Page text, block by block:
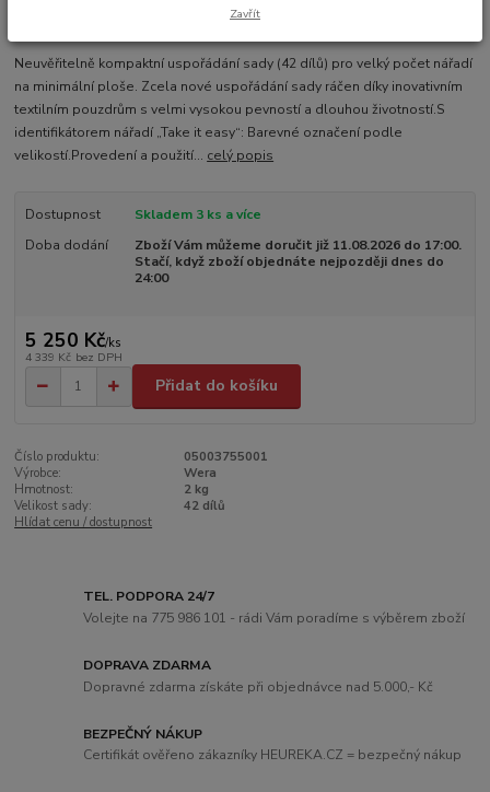
Neuvěřitelně kompaktní uspořádání sady (42 dílů) pro velký počet nářadí
na minimální ploše. Zcela nové uspořádání sady ráčen díky inovativním
textilním pouzdrům s velmi vysokou pevností a dlouhou životností.S
identifikátorem nářadí „Take it easy“: Barevné označení podle
velikostí.Provedení a použití... celý popis
Dostupnost
Skladem 3 ks a více
Doba dodání
Zboží Vám můžeme doručit již 11.08.2026 do 17:00.
Stačí, když zboží objednáte nejpozději dnes do
24:00
5 250 Kč/ks
4 339 Kč bez DPH
Přidat do košíku
Číslo produktu:
05003755001
Výrobce:
Wera
Hmotnost:
2 kg
Velikost sady:
42 dílů
Hlídat cenu / dostupnost
TEL. PODPORA 24/7
Volejte na 775 986 101 - rádi Vám poradíme s výběrem zboží
DOPRAVA ZDARMA
Dopravné zdarma získáte při objednávce nad 5.000,- Kč
BEZPEČNÝ NÁKUP
Certifikát ověřeno zákazníky HEUREKA.CZ = bezpečný nákup
Zavřít